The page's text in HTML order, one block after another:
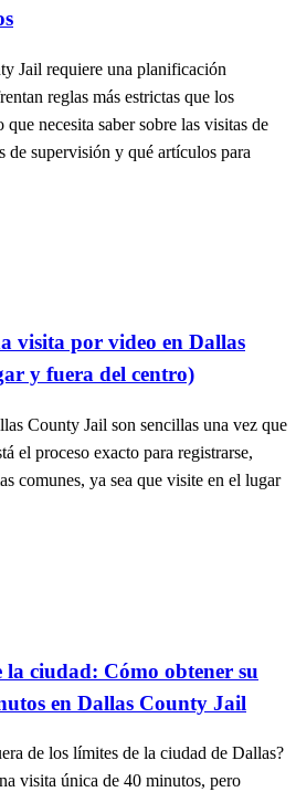
Jail requiere una planificación
reglas más estrictas que los
necesita saber sobre las visitas de
de supervisión y qué artículos para
visita por video en Dallas
y fuera del centro)
County Jail son sencillas una vez que
el proceso exacto para registrarse,
comunes, ya sea que visite en el lugar
la ciudad: Cómo obtener su
en Dallas County Jail
de los límites de la ciudad de Dallas?
visita única de 40 minutos, pero